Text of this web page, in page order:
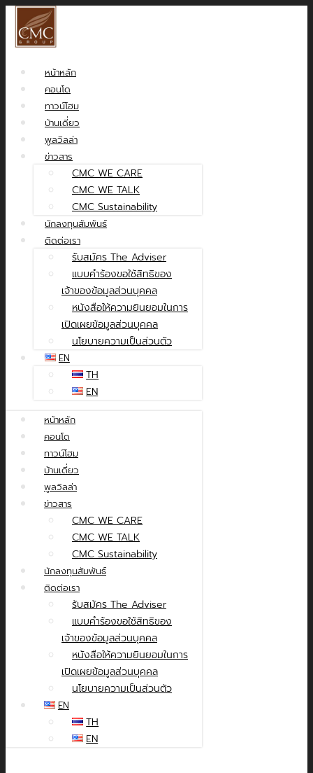
หน้าหลัก
คอนโด
ทาวน์โฮม
บ้านเดี่ยว
พูลวิลล่า
ข่าวสาร
CMC WE CARE
CMC WE TALK
CMC Sustainability
นักลงทุนสัมพันธ์
ติดต่อเรา
รับสมัคร The Adviser
แบบคำร้องขอใช้สิทธิของ
เจ้าของข้อมูลส่วนบุคคล
หนังสือให้ความยินยอมในการ
เปิดเผยข้อมูลส่วนบุคคล
นโยบายความเป็นส่วนตัว
EN
TH
EN
หน้าหลัก
คอนโด
ทาวน์โฮม
บ้านเดี่ยว
พูลวิลล่า
ข่าวสาร
CMC WE CARE
CMC WE TALK
CMC Sustainability
นักลงทุนสัมพันธ์
ติดต่อเรา
รับสมัคร The Adviser
แบบคำร้องขอใช้สิทธิของ
เจ้าของข้อมูลส่วนบุคคล
หนังสือให้ความยินยอมในการ
เปิดเผยข้อมูลส่วนบุคคล
นโยบายความเป็นส่วนตัว
EN
TH
EN